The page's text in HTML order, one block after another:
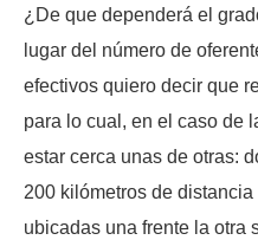
¿De que dependerá el
lugar del número de
efectivos quiero decir que
para lo cual, en el caso de
estar cerca unas de otras:
200 kilómetros de
ubicadas una frente la otra